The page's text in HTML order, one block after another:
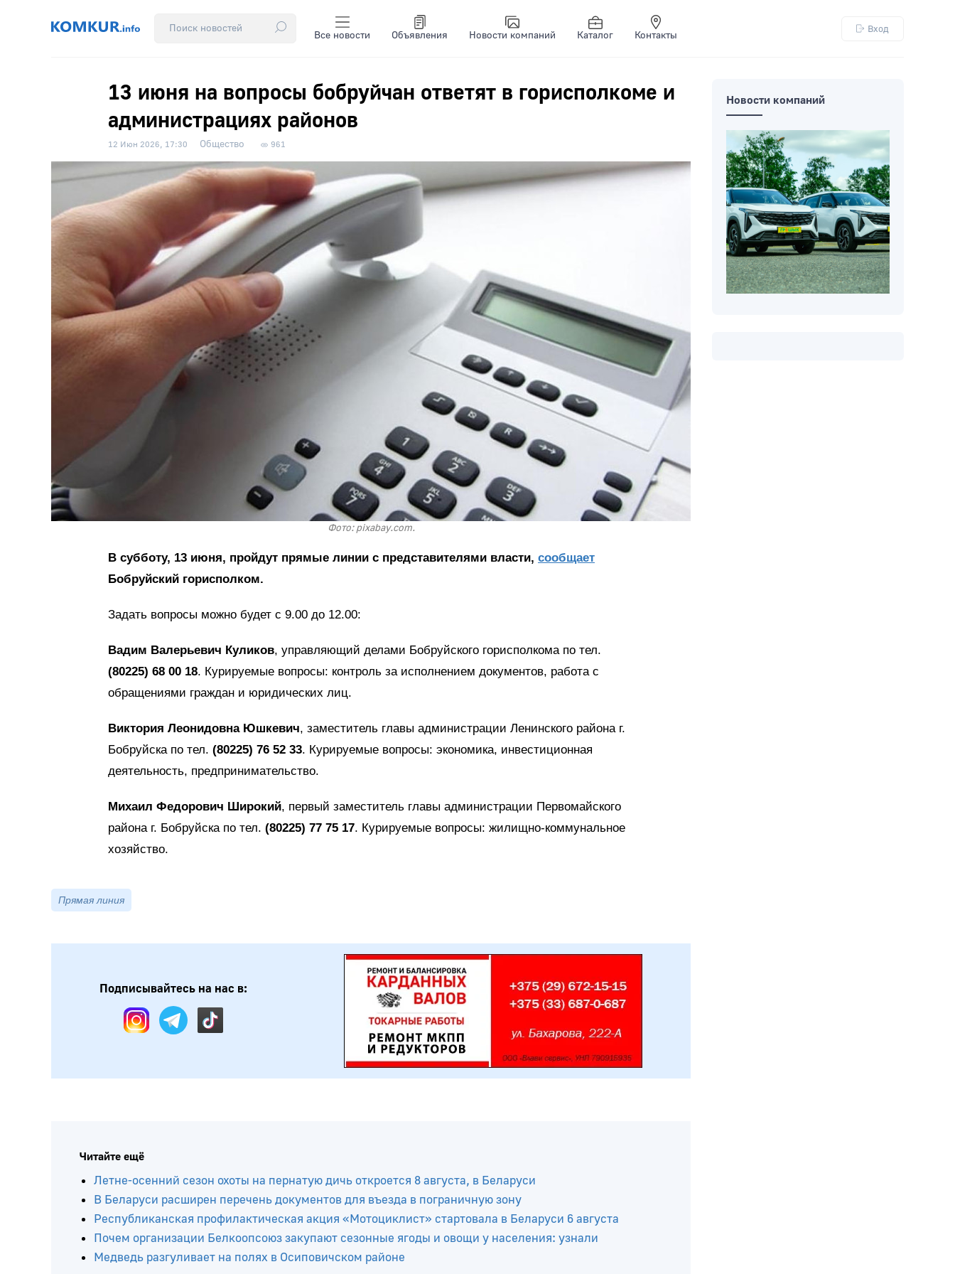
Все новости Объявления Новости компаний Каталог Контакты
Вход
13 июня на вопросы бобруйчан ответят в горисполкоме и
администрациях районов
12 Июн 2026, 17:30 Общество 961
Фото: pixabay.com.
В субботу, 13 июня, пройдут прямые линии с представителями власти, сообщает
Бобруйский горисполком.
Задать вопросы можно будет с 9.00 до 12.00:
Вадим Валерьевич Куликов, управляющий делами Бобруйского горисполкома по тел.
(80225) 68 00 18. Курируемые вопросы: контроль за исполнением документов, работа с
обращениями граждан и юридических лиц.
Виктория Леонидовна Юшкевич, заместитель главы администрации Ленинского района г.
Бобруйска по тел. (80225) 76 52 33. Курируемые вопросы: экономика, инвестиционная
деятельность, предпринимательство.
Михаил Федорович Широкий, первый заместитель главы администрации Первомайского
района г. Бобруйска по тел. (80225) 77 75 17. Курируемые вопросы: жилищно-коммунальное
хозяйство.
Прямая линия
Подписывайтесь на нас в:
Читайте ещё
Летне-осенний сезон охоты на пернатую дичь откроется 8 августа, в Беларуси
В Беларуси расширен перечень документов для въезда в пограничную зону
Республиканская профилактическая акция «Мотоциклист» стартовала в Беларуси 6 августа
Почем организации Белкоопсоюз закупают сезонные ягоды и овощи у населения: узнали
Медведь разгуливает на полях в Осиповичском районе
Новости компаний